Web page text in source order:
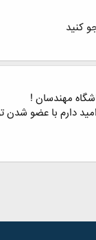
کنید
مهندسان !
دارم با عضو شدن